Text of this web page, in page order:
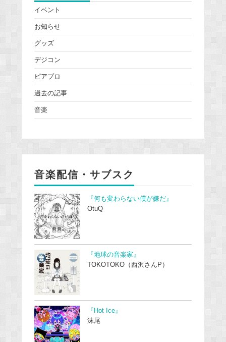
イベント
お知らせ
グッズ
デジコン
ピアプロ
過去の記事
音楽
音楽配信・サブスク
『何も変わらない僕が嫌だ』
OtuQ
『地球の音楽家』
TOKOTOKO（西沢さんP）
『Hot Ice』
沫尾